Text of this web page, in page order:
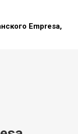
Empresa,